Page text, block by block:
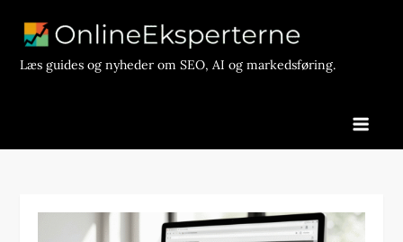
contentLæs guides og nyheder om SEO, AI og markedsføring.